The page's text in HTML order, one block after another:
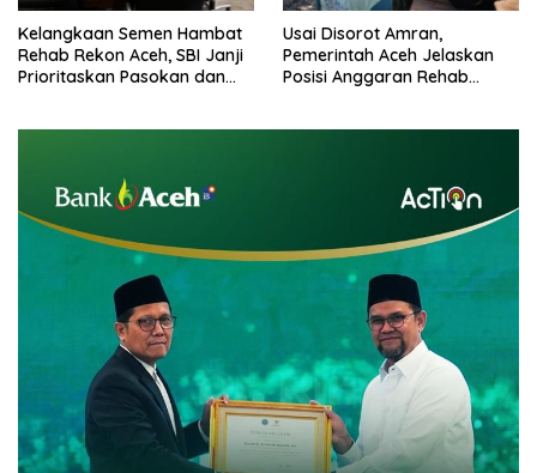
Kelangkaan Semen Hambat
Rehab Rekon Aceh, SBI Janji
Prioritaskan Pasokan dan
Usai Disorot Amran,
Pemerintah Aceh Jelaskan
Posisi Anggaran Rehab